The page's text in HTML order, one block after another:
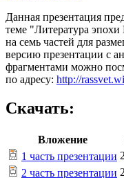
Данная презентация
теме "Литература
на семь частей для
версию презентации с
фрагментами можно
по адресу: http://
Скачать:
Вложение
1 часть презентации
2 часть презентации